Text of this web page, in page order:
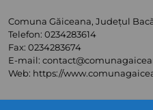
Comuna Găiceana, Județul
Telefon: 0234283614
Fax: 0234283674
E-mail:
Web: https://